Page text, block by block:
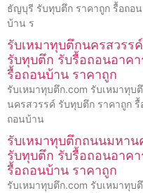
ธัญบุรี รับทุบตึก ราคาถูก รื้อถอน
บ้าน ร
รับเหมาทุบตึกนครสวรรค์
รับทุบตึก รับรื้อถอนอาคา
รื้อถอนบ้าน ราคาถูก
รับเหมาทุบตึก.com รับเหมาทุบ
นครสวรรค์ รับทุบตึก ราคาถูก รื้
ถอนบ้าน
รับเหมาทุบตึกถนนมหาน
รับทุบตึก รับรื้อถอนอาคา
รื้อถอนบ้าน ราคาถูก
รับเหมาทุบตึก.com รับเหมาทุบ